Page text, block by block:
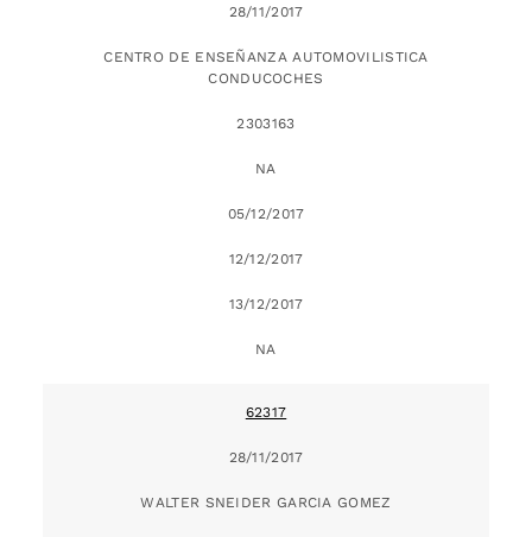
28/11/2017
CENTRO DE ENSEÑANZA AUTOMOVILISTICA
CONDUCOCHES
2303163
NA
05/12/2017
12/12/2017
13/12/2017
NA
62317
28/11/2017
WALTER SNEIDER GARCIA GOMEZ